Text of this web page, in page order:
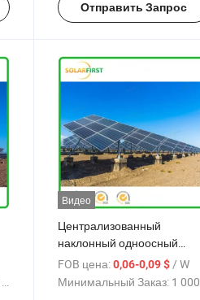
Отправить Запрос
Видео
Централизованный
наклонный одноосный
трекер, изготовленный
китайским производителем
FOB цена: 0,06-0,09 $ / W
Минимальный Заказ: 1 000 W